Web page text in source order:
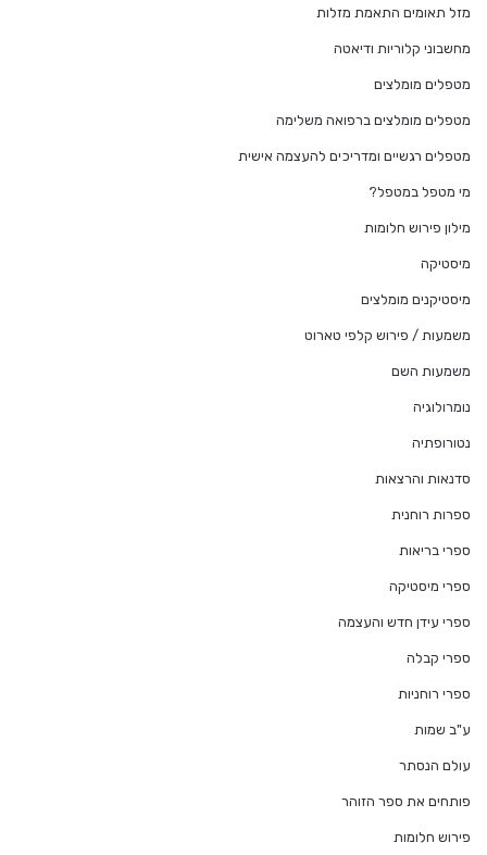
מזל תאומים התאמת מזלות
מחשבוני קלוריות ודיאטה
מטפלים מומלצים
מטפלים מומלצים ברפואה משלימה
מטפלים רגשיים ומדריכים להעצמה אישית
מי מטפל במטפל?
מילון פירוש חלומות
מיסטיקה
מיסטיקנים מומלצים
משמעות / פירוש קלפי טארוט
משמעות השם
נומרולוגיה
נטורופתיה
סדנאות והרצאות
ספרות רוחנית
ספרי בריאות
ספרי מיסטיקה
ספרי עידן חדש והעצמה
ספרי קבלה
ספרי רוחניות
ע"ב שמות
עולם הנסתר
פותחים את ספר הזוהר
פירוש חלומות